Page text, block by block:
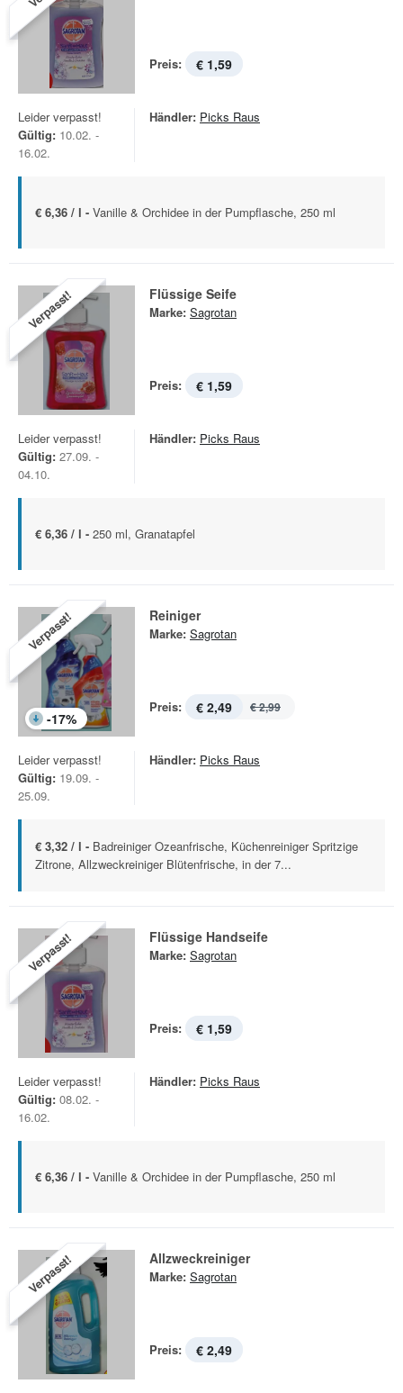
Preis: € 1,59
Leider verpasst!
Gültig: 10.02. -
16.02.
Händler: Picks Raus
€ 6,36 / l - Vanille & Orchidee in der Pumpflasche, 250 ml
Verpasst! Flüssige Seife
Marke: Sagrotan
Preis: € 1,59
Leider verpasst!
Gültig: 27.09. -
04.10.
Händler: Picks Raus
€ 6,36 / l - 250 ml, Granatapfel
Verpasst!
-17%
Reiniger
Marke: Sagrotan
Preis: € 2,49 € 2,99
Leider verpasst!
Gültig: 19.09. -
25.09.
Händler: Picks Raus
€ 3,32 / l - Badreiniger Ozeanfrische, Küchenreiniger Spritzige
Zitrone, Allzweckreiniger Blütenfrische, in der 7...
Verpasst! Flüssige Handseife
Marke: Sagrotan
Preis: € 1,59
Leider verpasst!
Gültig: 08.02. -
16.02.
Händler: Picks Raus
€ 6,36 / l - Vanille & Orchidee in der Pumpflasche, 250 ml
Verpasst! Allzweckreiniger
Marke: Sagrotan
Preis: € 2,49